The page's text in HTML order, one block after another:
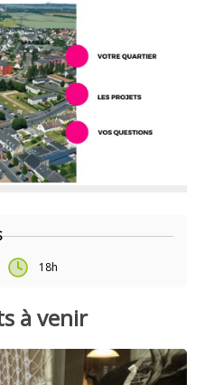
18h
à venir